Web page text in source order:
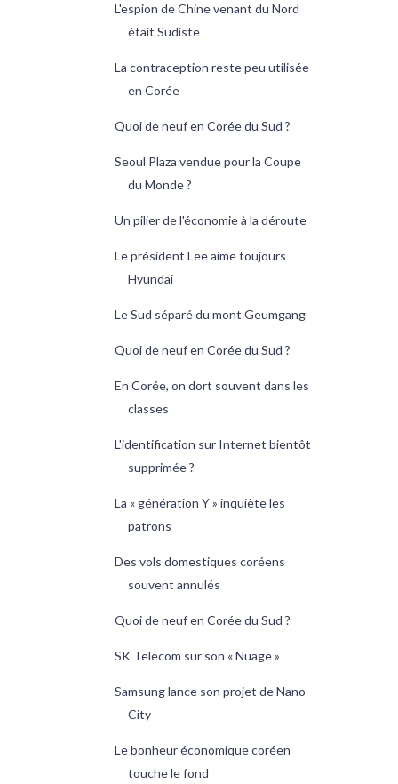
L'espion de Chine venant du Nord
était Sudiste
La contraception reste peu utilisée
en Corée
Quoi de neuf en Corée du Sud ?
Seoul Plaza vendue pour la Coupe
du Monde ?
Un pilier de l'économie à la déroute
Le président Lee aime toujours
Hyundai
Le Sud séparé du mont Geumgang
Quoi de neuf en Corée du Sud ?
En Corée, on dort souvent dans les
classes
L'identification sur Internet bientôt
supprimée ?
La « génération Y » inquiète les
patrons
Des vols domestiques coréens
souvent annulés
Quoi de neuf en Corée du Sud ?
SK Telecom sur son « Nuage »
Samsung lance son projet de Nano
City
Le bonheur économique coréen
touche le fond